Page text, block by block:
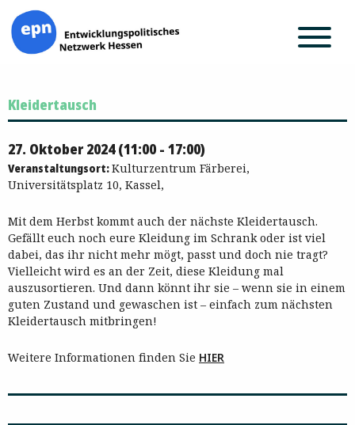
Inhalt
springen
Kleidertausch
27. Oktober 2024 (11:00 - 17:00)
Veranstaltungsort:Kulturzentrum Färberei,
Universitätsplatz 10, Kassel,
Mit dem Herbst kommt auch der nächste Kleidertausch.
Gefällt euch noch eure Kleidung im Schrank oder ist viel
dabei, das ihr nicht mehr mögt, passt und doch nie tragt?
Vielleicht wird es an der Zeit, diese Kleidung mal
auszusortieren. Und dann könnt ihr sie – wenn sie in einem
guten Zustand und gewaschen ist – einfach zum nächsten
Kleidertausch mitbringen!
Weitere Informationen finden Sie HIER